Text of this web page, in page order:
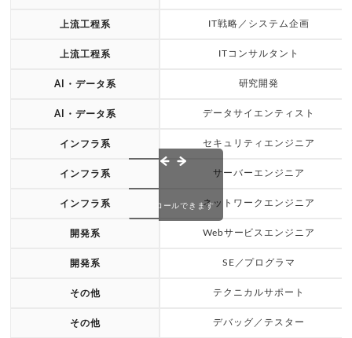
上流工程系 IT戦略／システム企画
上流工程系 ITコンサルタント
AI・データ系 研究開発
AI・データ系 データサイエンティスト
インフラ系 セキュリティエンジニア
インフラ系 サーバーエンジニア
インフラ系 ネットワークエンジニア
開発系 Webサービスエンジニア
開発系 SE／プログラマ
その他 テクニカルサポート
その他 デバッグ／テスター
スクロールできます